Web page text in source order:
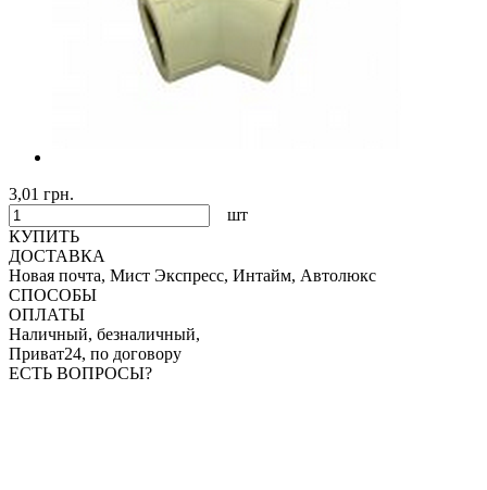
3,01 грн.
шт
КУПИТЬ
ДОСТАВКА
Новая почта, Мист Экспресс, Интайм, Автолюкс
СПОСОБЫ
ОПЛАТЫ
Наличный, безналичный,
Приват24, по договору
ЕСТЬ ВОПРОСЫ?